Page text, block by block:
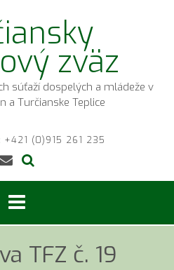
zväz
súťaží dospelých a mládeže v
a Turčianske Teplice
+421 (0)915 261 235
TFZ č. 19